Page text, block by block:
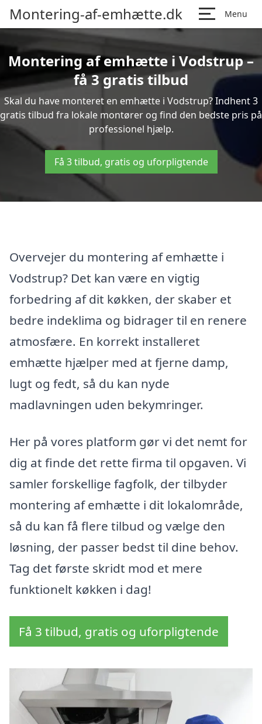
Montering-af-emhætte.dk Menu
Montering af emhætte i Vodstrup –
få 3 gratis tilbud
Skal du have monteret en emhætte i Vodstrup? Indhent 3
gratis tilbud fra lokale montører og find den bedste pris på
professionel hjælp.
Få 3 tilbud, gratis og uforpligtende
Overvejer du montering af emhætte i
Vodstrup? Det kan være en vigtig
forbedring af dit køkken, der skaber et
bedre indeklima og bidrager til en renere
atmosfære. En korrekt installeret
emhætte hjælper med at fjerne damp,
lugt og fedt, så du kan nyde
madlavningen uden bekymringer.
Her på vores platform gør vi det nemt for
dig at finde det rette firma til opgaven. Vi
samler forskellige fagfolk, der tilbyder
montering af emhætte i dit lokalområde,
så du kan få flere tilbud og vælge den
løsning, der passer bedst til dine behov.
Tag det første skridt mod et mere
funktionelt køkken i dag!
Få 3 tilbud, gratis og uforpligtende